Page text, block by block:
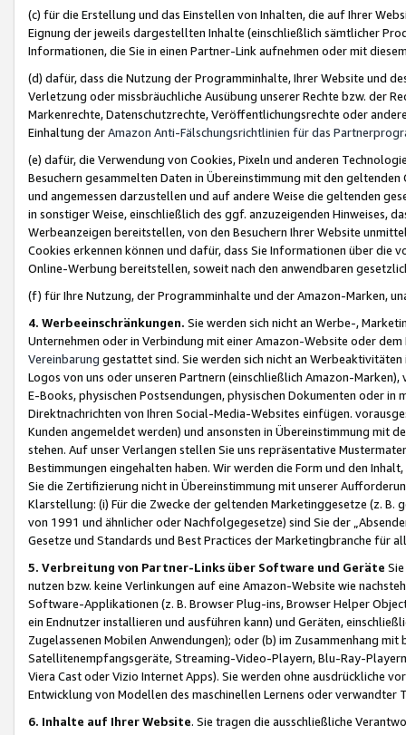
(c) für die Erstellung und das Einstellen von Inhalten, die auf Ihrer
Eignung der jeweils dargestellten Inhalte (einschließlich sämtlicher
Informationen, die Sie in einen Partner-Link aufnehmen oder mit
(d) dafür, dass die Nutzung der Programminhalte, Ihrer Website und
Verletzung oder missbräuchliche Ausübung unserer Rechte bzw. der
Markenrechte, Datenschutzrechte, Veröffentlichungsrechte oder
Einhaltung derAmazon Anti-Fälschungsrichtlinien für das
(e) dafür, die Verwendung von Cookies, Pixeln und anderen
Besuchern gesammelten Daten in Übereinstimmung mit den
und angemessen darzustellen und auf andere Weise die geltenden
in sonstiger Weise, einschließlich des ggf. anzuzeigenden Hinweises,
Werbeanzeigen bereitstellen, von den Besuchern Ihrer Website
Cookies erkennen können und dafür, dass Sie Informationen über die
Online-Werbung bereitstellen, soweit nach den anwendbaren
(f) für Ihre Nutzung, der Programminhalte und der Amazon-Marken,
4. Werbeeinschränkungen. Sie werden sich nicht an Werbe-,
Unternehmen oder in Verbindung mit einer Amazon-Website oder
Vereinbarung gestattet sind. Sie werden sich nicht an
Logos von uns oder unseren Partnern (einschließlich Amazon-
E-Books, physischen Postsendungen, physischen Dokumenten oder in
Direktnachrichten von Ihren Social-Media-Websites einfügen.
Kunden angemeldet werden) und ansonsten in Übereinstimmung mit
stehen. Auf unser Verlangen stellen Sie uns repräsentative
Bestimmungen eingehalten haben. Wir werden die Form und den
Sie die Zertifizierung nicht in Übereinstimmung mit unserer
Klarstellung: (i) Für die Zwecke der geltenden Marketinggesetze (z. B.
von 1991 und ähnlicher oder Nachfolgegesetze) sind Sie der
Gesetze und Standards und Best Practices der Marketingbranche für
5. Verbreitung von Partner-Links über Software und Geräte
nutzen bzw. keine Verlinkungen auf eine Amazon-Website wie
Software-Applikationen (z. B. Browser Plug-ins, Browser Helper
ein Endnutzer installieren und ausführen kann) und Geräten,
Zugelassenen Mobilen Anwendungen); oder (b) im Zusammenhang
Satellitenempfangsgeräte, Streaming-Video-Playern, Blu-Ray-
Viera Cast oder Vizio Internet Apps). Sie werden ohne ausdrückliche
Entwicklung von Modellen des maschinellen Lernens oder
6. Inhalte auf Ihrer Website. Sie tragen die ausschließliche